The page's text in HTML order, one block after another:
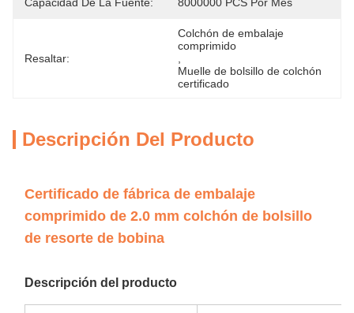
Resaltar:
Colchón de embalaje
comprimido
Muelle de bolsillo de colchón
certificado
Descripción Del Producto
Certificado de fábrica de embalaje
comprimido de 2.0 mm colchón de bolsillo
de resorte de bobina
Descripción del producto